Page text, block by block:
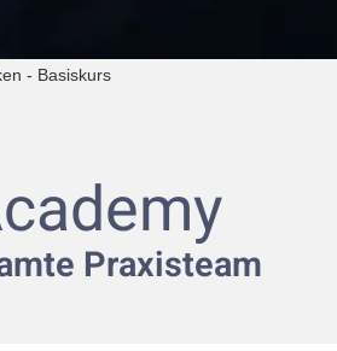
- Basiskurs
Praxisteam